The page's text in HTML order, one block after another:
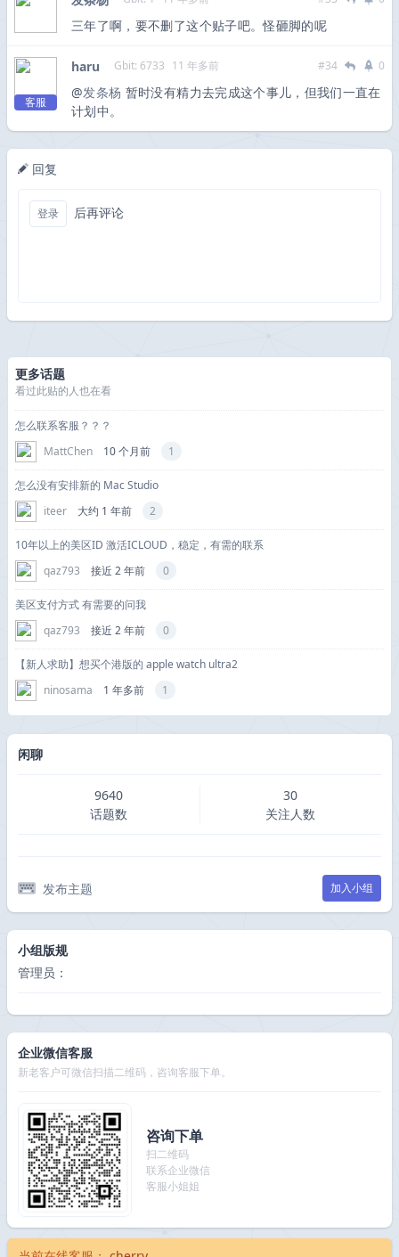
三年了啊，要不删了这个贴子吧。怪砸脚的呢
客服
haru Gbit: 6733 11 年多前 #34 0
@发条杨 暂时没有精力去完成这个事儿，但我们一直在
计划中。
回复
登录 后再评论
更多话题
看过此贴的人也在看
怎么联系客服？？？
MattChen
10 个月前 1
怎么没有安排新的 Mac Studio
iteer
大约 1 年前 2
10年以上的美区ID 激活ICLOUD，稳定，有需的联系
qaz793
接近 2 年前 0
美区支付方式 有需要的问我
qaz793
接近 2 年前 0
【新人求助】想买个港版的 apple watch ultra2
ninosama
1 年多前 1
闲聊
9640
话题数
30
关注人数
发布主题 加入小组
小组版规
管理员：
企业微信客服
新老客户可微信扫描二维码，咨询客服下单。
咨询下单
扫二维码
联系企业微信
客服小姐姐